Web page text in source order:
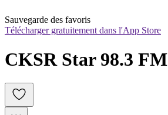
Sauvegarde des favoris
Télécharger gratuitement dans l'App Store
CKSR Star 98.3 FM